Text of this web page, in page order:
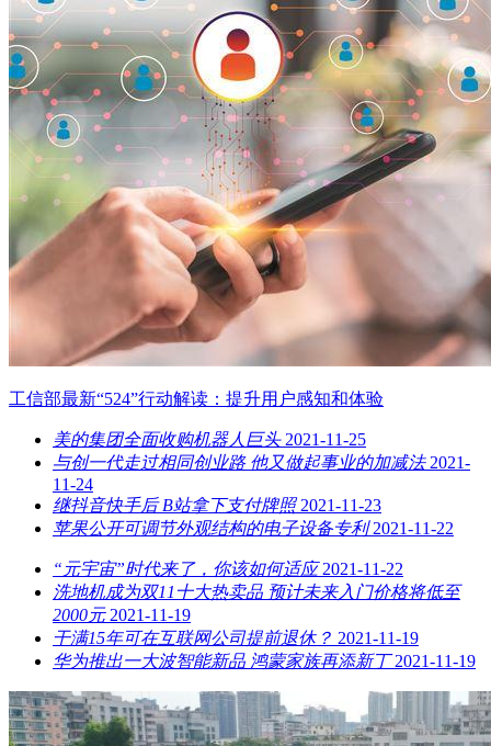
工信部最新“524”行动解读：提升用户感知和体验
美的集团全面收购机器人巨头 2021-11-25
与创一代走过相同创业路 他又做起事业的加减法 2021-
11-24
继抖音快手后 B站拿下支付牌照 2021-11-23
苹果公开可调节外观结构的电子设备专利 2021-11-22
“元宇宙”时代来了，你该如何适应 2021-11-22
洗地机成为双11十大热卖品 预计未来入门价格将低至
2000元 2021-11-19
干满15年可在互联网公司提前退休？ 2021-11-19
华为推出一大波智能新品 鸿蒙家族再添新丁 2021-11-19